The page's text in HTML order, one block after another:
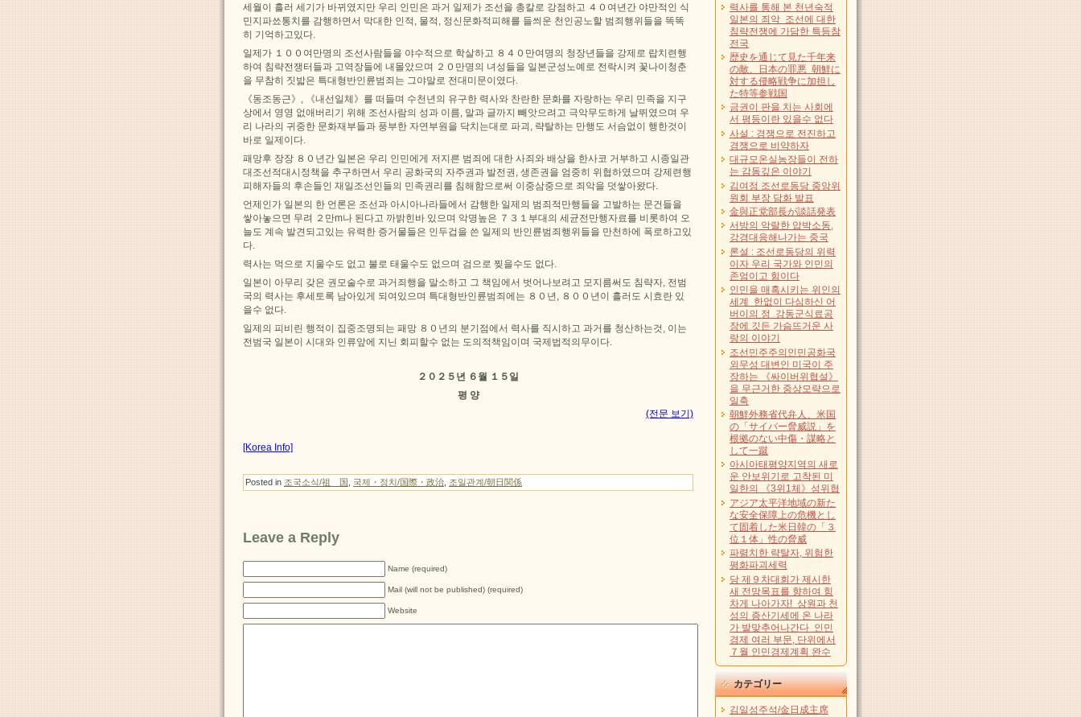
세월이 흘러 세기가 바뀌였지만 우리 인민은 과거 일제가 조선을 총칼로 강점하고 ４０여년간 야만적인 식
민지파쑈통치를 감행하면서 막대한 인적, 물적, 정신문화적피해를 들씌운 천인공노할 범죄행위들을 똑똑
히 기억하고있다.
일제가 １００여만명의 조선사람들을 야수적으로 학살하고 ８４０만여명의 청장년들을 강제로 랍치련행
하여 침략전쟁터들과 고역장들에 내몰았으며 ２０만명의 녀성들을 일본군성노예로 전락시켜 꽃나이청춘
을 무참히 짓밟은 특대형반인륜범죄는 그야말로 전대미문이였다.
《동조동근》, 《내선일체》를 떠들며 수천년의 유구한 력사와 찬란한 문화를 자랑하는 우리 민족을 지구
상에서 영영 없애버리기 위해 조선사람의 성과 이름, 말과 글까지 빼앗으려고 극악무도하게 날뛰였으며 우
리 나라의 귀중한 문화재부들과 풍부한 자연부원을 닥치는대로 파괴, 략탈하는 만행도 서슴없이 행한것이
바로 일제이다.
패망후 장장 ８０년간 일본은 우리 인민에게 저지른 범죄에 대한 사죄와 배상을 한사코 거부하고 시종일관
대조선적대시정책을 추구하면서 우리 공화국의 자주권과 발전권, 생존권을 엄중히 위협하였으며 강제련행
피해자들의 후손들인 재일조선인들의 민족권리를 침해함으로써 이중삼중으로 죄악을 덧쌓아왔다.
언제인가 일본의 한 언론은 조선과 아시아나라들에서 감행한 일제의 범죄적만행들을 고발하는 문건들을
쌓아놓으면 무려 ２만m나 된다고 까밝힌바 있으며 악명높은 ７３１부대의 세균전만행자료를 비롯하여 오
늘도 계속 발견되고있는 유력한 증거물들은 인두겁을 쓴 일제의 반인륜범죄행위들을 만천하에 폭로하고있
다.
력사는 먹으로 지울수도 없고 불로 태울수도 없으며 검으로 찢을수도 없다.
일본이 아무리 갖은 권모술수로 과거죄행을 말소하고 그 책임에서 벗어나보려고 모지름써도 침략자, 전범
국의 력사는 후세토록 남아있게 되여있으며 특대형반인륜범죄에는 ８０년, ８００년이 흘러도 시효란 있
을수 없다.
일제의 피비린 행적이 집중조명되는 패망 ８０년의 분기점에서 력사를 직시하고 과거를 청산하는것, 이는
전범국 일본이 시대와 인류앞에 지닌 회피할수 없는 도의적책임이며 국제법적의무이다.
２０２５년 ６월 １５일
평 양
(전문 보기)
[Korea Info]
Posted in 조국소식/祖 国 국제・정치/国際・政治 조일관계/朝日関係
Leave a Reply
Name (required)
Mail (will not be published) (required)
Website
력사를 통해 본 천년숙적
일본의 죄악 조선에 대한
침략전쟁에 가담한 특등참
전국
歴史を通じて見た千年来
の敵、日本の罪悪 朝鮮に
対する侵略戦争に加担し
た特等参戦国
금권이 판을 치는 사회에
서 평등이란 있을수 없다
사설 : 경쟁으로 전진하고
경쟁으로 비약하자
대규모온실농장들이 전하
는 감동깊은 이야기
김여정 조선로동당 중앙위
원회 부장 담화 발표
金與正党部長が談話発表
서방의 악랄한 압박소동,
강경대응해나가는 중국
론설 : 조선로동당의 위력
이자 우리 국가와 인민의
존엄이고 힘이다
인민을 매혹시키는 위인의
세계 한없이 다심하신 어
버이의 정 강동군식료공
장에 깃든 가슴뜨거운 사
랑의 이야기
조선민주주의인민공화국
외무성 대변인 미국이 주
장하는 《싸이버위협설》
을 무근거한 중상모략으로
일축
朝鮮外務省代弁人、米国
の「サイバー脅威説」を
根拠のない中傷・謀略と
して一蹴
아시아태평양지역의 새로
운 안보위기로 고착된 미
일한의 《3위1체》성위협
アジア太平洋地域の新た
な安全保障上の危機とし
て固着した米日韓の「３
位１体」性の脅威
파렴치한 략탈자, 위험한
평화파괴세력
당 제９차대회가 제시한
새 전망목표를 향하여 힘
차게 나아가자! 상원과 천
성의 증산기세에 온 나라
가 발맞추어나간다 인민
경제 여러 부문, 단위에서
７월 인민경제계획 완수
カテゴリー
김일성주석/金日成主席